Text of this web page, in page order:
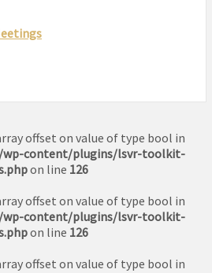
offset on value of type bool in
wp-content/plugins/lsvr-toolkit-
on line 126
offset on value of type bool in
wp-content/plugins/lsvr-toolkit-
on line 126
offset on value of type bool in